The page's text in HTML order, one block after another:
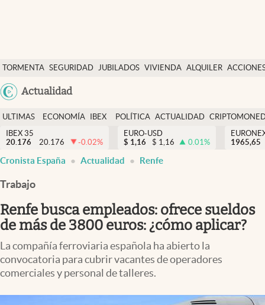
TORMENTA SEGURIDAD JUBILADOS VIVIENDA ALQUILER
USA
Actualidad
Economía y finanzas
Política
Actualidad
Criptomonedas
España
ULTIMAS
NOTICIAS
ECONOMÍA
FINANZAS
IBEX
EURO
POLÍTICA ACTUALIDAD
IBEX 35
20.176
20.176 -0.02%
EURO-USD
$ 1,16 $ 1,16 0.01%
1965,65
Cronista España Actualidad Renfe
Trabajo
Renfe busca empleados: ofrece sueldos
de más de 3800 euros: ¿cómo aplicar?
La compañía ferroviaria española ha abierto la
convocatoria para cubrir vacantes de operadores
comerciales y personal de talleres.